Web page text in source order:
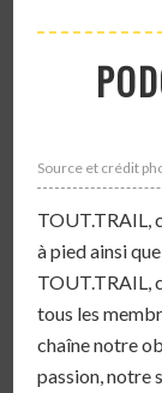
Source et crédit
TOUT.TRAIL,
à pied ainsi
TOUT.TRAIL,
tous les
chaîne notre
passion, notre